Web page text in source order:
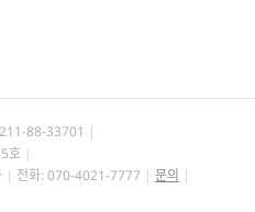
211-88-33701
호
전화: 070-4021-7777
문의